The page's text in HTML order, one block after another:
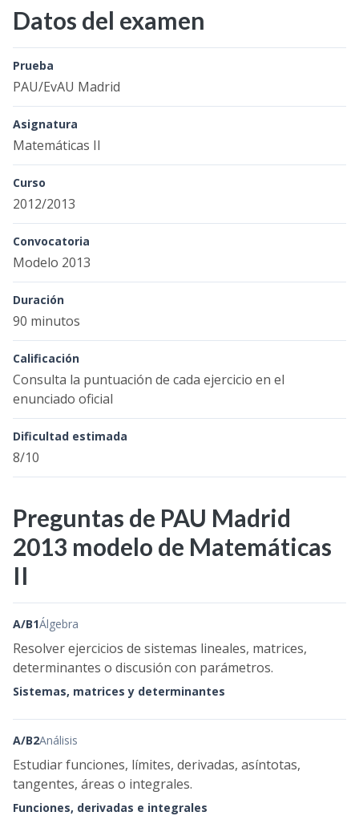
Datos del examen
Prueba
PAU/EvAU Madrid
Asignatura
Matemáticas II
Curso
2012/2013
Convocatoria
Modelo 2013
Duración
90 minutos
Calificación
Consulta la puntuación de cada ejercicio en el
enunciado oficial
Dificultad estimada
8/10
Preguntas de PAU Madrid
2013 modelo de Matemáticas
II
A/B1Álgebra
Resolver ejercicios de sistemas lineales, matrices,
determinantes o discusión con parámetros.
Sistemas, matrices y determinantes
A/B2Análisis
Estudiar funciones, límites, derivadas, asíntotas,
tangentes, áreas o integrales.
Funciones, derivadas e integrales